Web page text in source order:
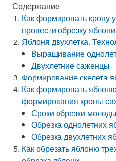
Содержание
Как формировать крону
провести обрезку
Яблоня двухлетка.
Выращивание
Двухлетние саженцы
Формирование скелета
Как формировать
формирования кроны
Сроки обрезки
Обрезка однолетних
Обрезка двухлетних
Как обрезать яблоню